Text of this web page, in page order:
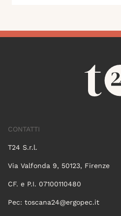
CONTATTI
T24 S.r.l.
Via Valfonda 9, 50123, Firenze
CF. e P.I. 07100110480
Pec: toscana24@ergopec.it